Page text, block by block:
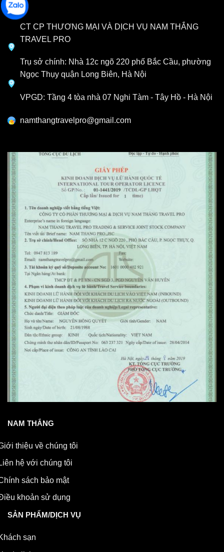
CT CP THƯƠNG MẠI VÀ DỊCH VỤ NAM THẮNG
TRAVEL PRO
Trụ sở chính: Nhà 12c ngõ 220 phố Bắc Cầu, phường
Ngọc Thụy quận Long Biên, Hà Nội
VPGD: Tầng 4 tòa nhà 07 Nghi Tàm - Tây Hồ - Hà Nội
namthangtravelpro@gmail.com
NAM THẮNG
thiệu về chúng tôi
hệ với chúng tôi
sách bảo mật
khoản sử dụng
SẢN PHẨM/DỊCH VỤ
sạn